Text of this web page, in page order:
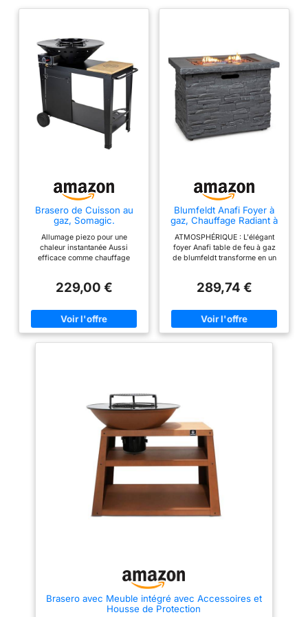
Brasero de Cuisson au
gaz, Somagic.
Allumage piezo pour une
chaleur instantanée Aussi
efficace comme chauffage
fluide sur toutes les surfaces.
229,00 €
Blumfeldt Anafi Foyer à
gaz, Chauffage Radiant à
gaz 40 000 BTU/13 KW,
Foyer avec Couvercle,
Brûleur en Acier
Inoxydable, Chauffages
Clair
ATMOSPHÉRIQUE : L'élégant
foyer Anafi table de feu à gaz
de blumfeldt transforme en un
en plein air. PUISSANT : Le
rapidement grâce à sa
puissante flamme centrale
d'une puissance allant jusqu'à
d'extérieur se transforme en
quelques gestes d'une
cheminée à l'éthanol d'extérieur
en une pratique surface de
table ou de rangement.
DURABLE : L'extérieur de la
colonne de feu Anafi de
blumfeldt est non seulement
esthétique, mais aussi
particulièrement résistant grâce
au matériau insensible au décor
289,74 €
Brasero avec Meuble intégré avec Accessoires et
Housse de Protection